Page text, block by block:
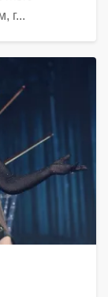
г...